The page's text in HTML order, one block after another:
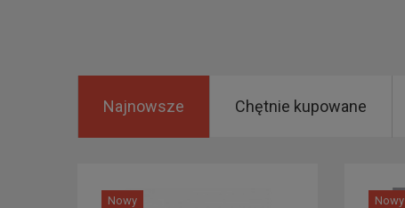
Najnowsze Chętnie kupowane
Nowy Nowy